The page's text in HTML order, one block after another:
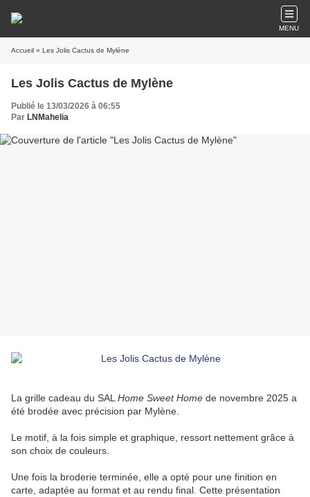
MENU
Accueil » Les Jolis Cactus de Mylène
Les Jolis Cactus de Mylène
Publié le 13/03/2026 à 06:55
Par LNMahelia
La grille cadeau du SAL Home Sweet Home de novembre 2025 a
été brodée avec précision par Mylène.
Le motif, à la fois simple et graphique, ressort nettement grâce à
son choix de couleurs.
Une fois la broderie terminée, elle a opté pour une finition en
carte, adaptée au format et au rendu final. Cette présentation